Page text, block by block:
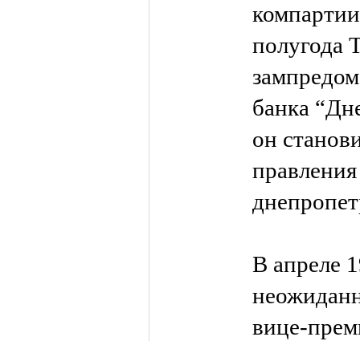
полугода
банка
он
В апреле
вице-